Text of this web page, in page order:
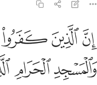
ان الذين كفروا ويصدون عن
إِنَّ ٱلَّذِينَ كَفَرُوا۟ وَيَصُدُّونَ
ﱋﱌﱍ
ﱒﱓ